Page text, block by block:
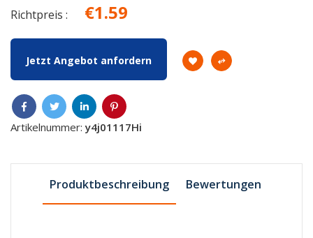
Richtpreis : €1.59
Jetzt Angebot anfordern
Artikelnummer:y4j01117Hi
Produktbeschreibung Bewertungen